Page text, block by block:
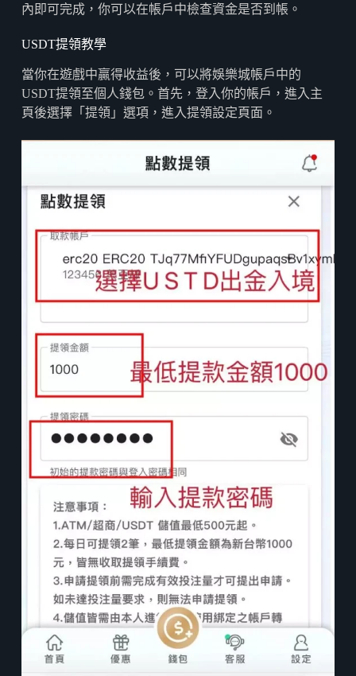
內即可完成，你可以在帳戶中檢查資金是否到帳。
USDT提領教學
當你在遊戲中贏得收益後，可以將娛樂城帳戶中的
USDT提領至個人錢包。首先，登入你的帳戶，進入主
頁後選擇「提領」選項，進入提領設定頁面。